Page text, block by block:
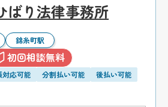
ばり法律事務所
錦糸町駅
初回相談無料
応可能 分割払い可能
後払い可能